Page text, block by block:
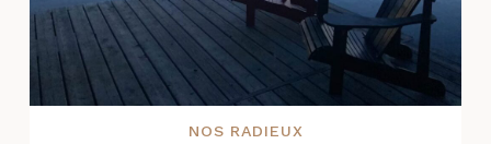
NOS RADIEUX